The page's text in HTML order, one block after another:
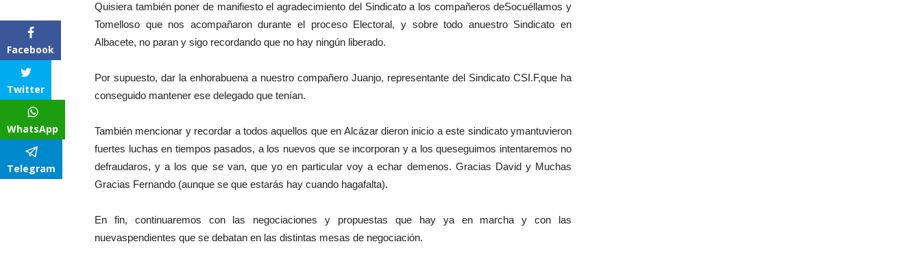
Quisiera también poner de manifiesto el agradecimiento del Sindicato a los compañeros deSocuéllamos y
Tomelloso que nos acompañaron durante el proceso Electoral, y sobre todo anuestro Sindicato en
Albacete, no paran y sigo recordando que no hay ningún liberado.
Por supuesto, dar la enhorabuena a nuestro compañero Juanjo, representante del Sindicato CSI.F,que ha
conseguido mantener ese delegado que tenían.
También mencionar y recordar a todos aquellos que en Alcázar dieron inicio a este sindicato ymantuvieron
fuertes luchas en tiempos pasados, a los nuevos que se incorporan y a los queseguimos intentaremos no
defraudaros, y a los que se van, que yo en particular voy a echar demenos. Gracias David y Muchas
Gracias Fernando (aunque se que estarás hay cuando hagafalta).
En fin, continuaremos con las negociaciones y propuestas que hay ya en marcha y con las
nuevaspendientes que se debatan en las distintas mesas de negociación.
Facebook
Twitter
WhatsApp
Telegram